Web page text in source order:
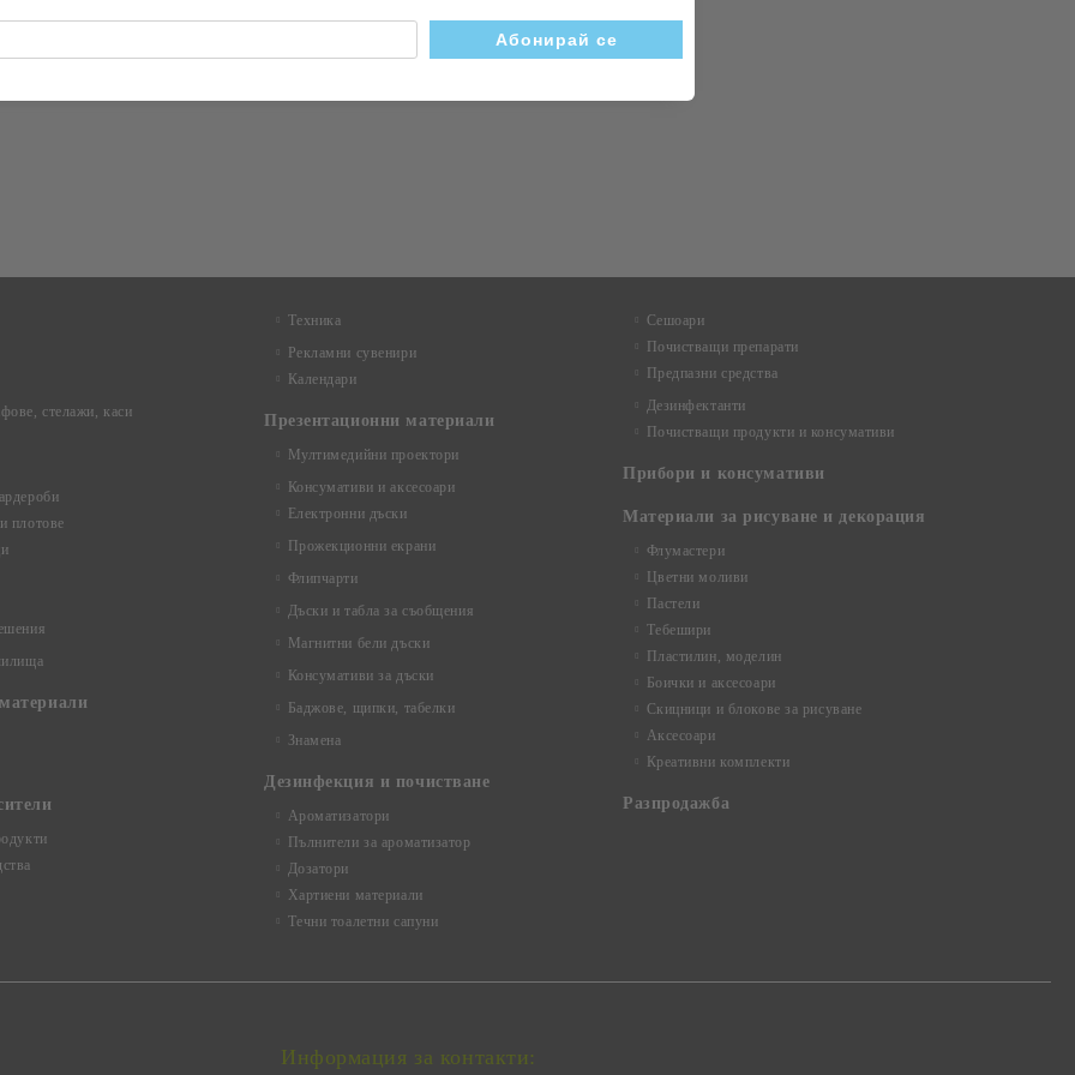
стелажи, каси
плотове
Техника
Рекламни сувенири
Календари
Презентационни материали
Мултимедийни проектори
Консумативи и аксесоари
Електронни дъски
Прожекционни екрани
Флипчарти
Дъски и табла за съобщения
Магнитни бели дъски
Консумативи за дъски
Баджове, щипки, табелки
Знамена
Дезинфекция и почистване
Ароматизатори
Пълнители за ароматизатор
Дозатори
Хартиени материали
Течни тоалетни сапуни
Сешоари
Почистващи препарати
Предпазни средства
Дезинфектанти
Почистващи продукти и консумативи
Прибори и консумативи
Материали за рисуване и декорация
Флумастери
Цветни моливи
Пастели
Тебешири
Пластилин, моделин
Боички и аксесоари
Скицници и блокове за рисуване
Аксесоари
Креативни комплекти
Разпродажба
Информация за контакти: